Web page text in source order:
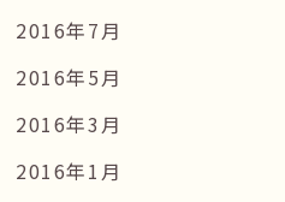
2016年7月
2016年5月
2016年3月
2016年1月